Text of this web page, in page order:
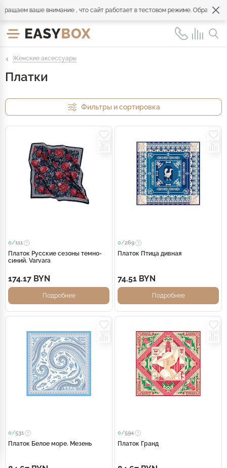
ваше внимание , что сайт работает в тестовом режиме. Обращайтесь
Женские аксессуары
Платки
Фильтры и сортировка
0/111
Платок Русские сезоны темно-
синий. Varvara
174.17 BYN
Подробнее
0/269
Платок Птица дивная
74.51 BYN
Подробнее
0/531
Платок Белое море. Мезень
0/594
Платок Гранд